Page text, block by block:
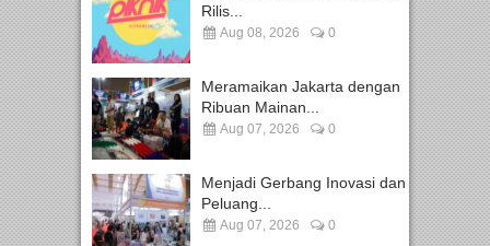
Rilis...
Aug 08, 2026 0
Meramaikan Jakarta dengan
Ribuan Mainan...
Aug 07, 2026 0
Menjadi Gerbang Inovasi dan
Peluang...
Aug 07, 2026 0